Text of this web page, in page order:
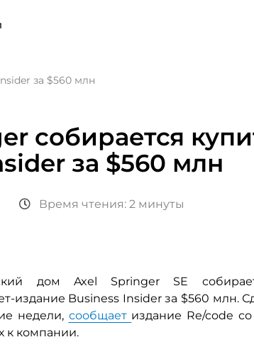
за $560 млн
собирается
за $560 млн
Время чтения: 2 минуты
дом Axel Springer SE
издание Business Insider за $560 млн.
недели, сообщает издание Re/code
к компании.